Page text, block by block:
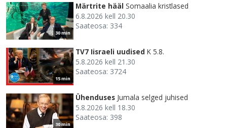
30 min
Märtrite hääl Somaalia kristlased
6.8.2026 kell 20.30
Saateosa: 334
15 min
TV7 Iisraeli uudised K 5.8.
5.8.2026 kell 21.30
Saateosa: 3724
30 min
Ühenduses Jumala selged juhised
5.8.2026 kell 18.30
Saateosa: 398